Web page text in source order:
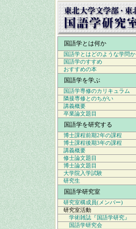
国語学とは何か
国語学とはどのような学問か
国語学のすすめ
おすすめの本
国語学を学ぶ
国語学専修のカリキュラム
隣接専修とのちがい
講義概要
卒業論文題目
国語学を研究する
博士課程前期2年の課程
博士課程後期3年の課程
講義概要
修士論文題目
博士論文題目
大学院入学試験
研究生
国語学研究室
研究室構成員(メンバー)
研究室活動
学術雑誌『国語学研究』
国語学研究会